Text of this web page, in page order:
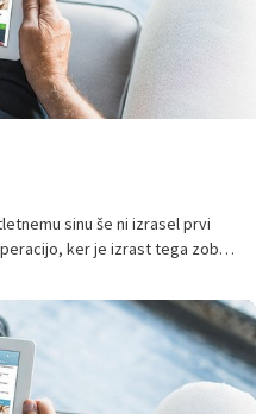
sinu še ni izrasel prvi
ker je izrast tega zoba